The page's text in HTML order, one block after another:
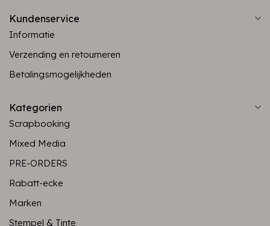
Kundenservice
Informatie
Verzending en retourneren
Betalingsmogelijkheden
Kategorien
Scrapbooking
Mixed Media
PRE-ORDERS
Rabatt-ecke
Marken
Stempel & Tinte